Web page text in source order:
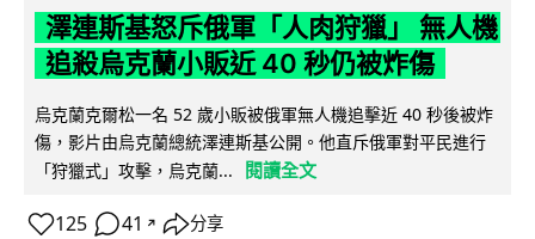
澤連斯基怒斥俄軍「人肉狩獵」 無人機
追殺烏克蘭小販近 40 秒仍被炸傷
烏克蘭克爾松一名 52 歲小販被俄軍無人機追擊近 40 秒後被炸
傷，影片由烏克蘭總統澤連斯基公開。他直斥俄軍對平民進行
「狩獵式」攻擊，烏克蘭...
閱讀全文
125 41 ↗ 分享